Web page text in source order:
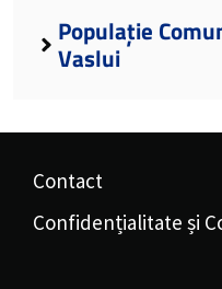
Populație
Vaslui
Contact
Confidențialitate și